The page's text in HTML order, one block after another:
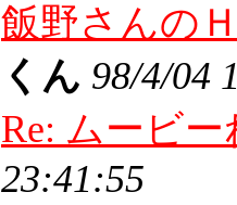
飯野さんの
くん 98/4/04
Re: ムービ
23:41:55